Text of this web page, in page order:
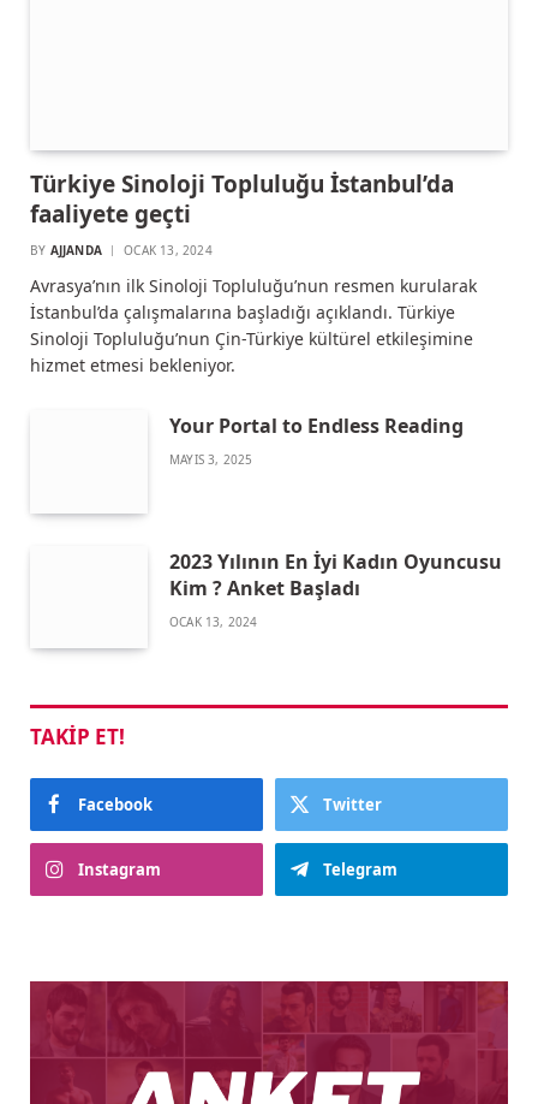
Türkiye Sinoloji Topluluğu İstanbul’da
faaliyete geçti
BY AJJANDA OCAK 13, 2024
Avrasya’nın ilk Sinoloji Topluluğu’nun resmen kurularak
İstanbul’da çalışmalarına başladığı açıklandı. Türkiye
Sinoloji Topluluğu’nun Çin-Türkiye kültürel etkileşimine
hizmet etmesi bekleniyor.
Your Portal to Endless Reading
MAYIS 3, 2025
2023 Yılının En İyi Kadın Oyuncusu
Kim ? Anket Başladı
OCAK 13, 2024
TAKIP ET!
Facebook Twitter
Instagram Telegram